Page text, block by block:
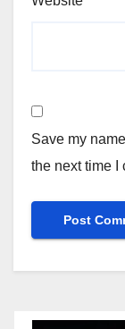
Save my
the next time I